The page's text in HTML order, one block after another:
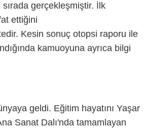
gerçekleşmiştir. İlk
ettiğini
Kesin sonuç otopsi raporu ile
kamuoyuna ayrıca bilgi
geldi. Eğitim hayatını Yaşar
Sanat Dalı'nda tamamlayan